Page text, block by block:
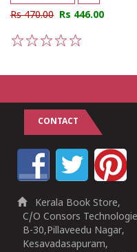
Rs 470.00 Rs 446.00
CONTACT
Kerala Book Store,
C/O Consors
B-30,Pillaveedu Nagar,
Kesavadasapuram,